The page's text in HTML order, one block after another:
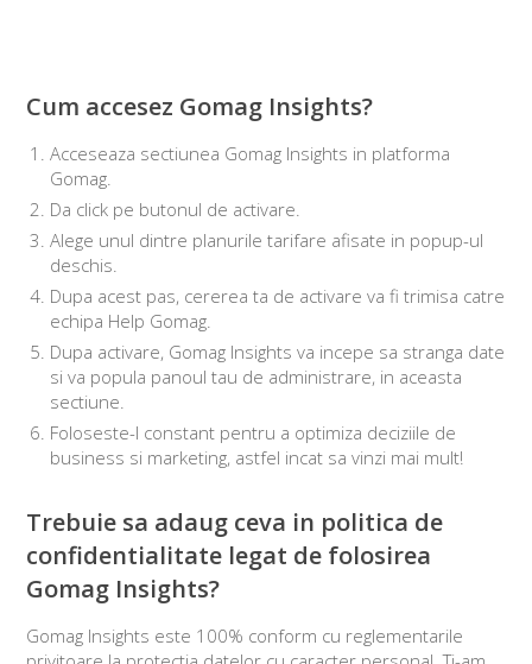
Cum accesez Gomag Insights?
Acceseaza sectiunea Gomag Insights in platforma
Gomag.
Da click pe butonul de activare.
Alege unul dintre planurile tarifare afisate in popup-ul
deschis.
Dupa acest pas, cererea ta de activare va fi trimisa catre
echipa Help Gomag.
Dupa activare, Gomag Insights va incepe sa stranga date
si va popula panoul tau de administrare, in aceasta
sectiune.
Foloseste-l constant pentru a optimiza deciziile de
business si marketing, astfel incat sa vinzi mai mult!
Trebuie sa adaug ceva in politica de
confidentialitate legat de folosirea
Gomag Insights?
Gomag Insights este 100% conform cu reglementarile